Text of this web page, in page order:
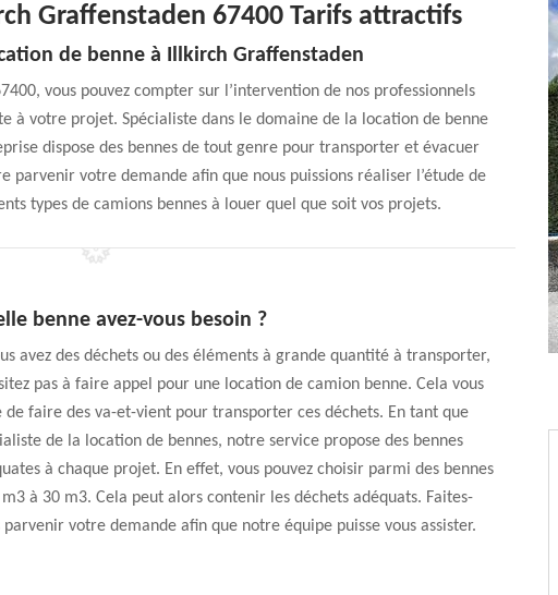
Graffenstaden 67400 Tarifs attractifs
de benne à Illkirch Graffenstaden
vous pouvez compter sur l’intervention de nos professionnels
à votre projet. Spécialiste dans le domaine de la location de benne
dispose des bennes de tout genre pour transporter et évacuer
parvenir votre demande afin que nous puissions réaliser l’étude de
types de camions bennes à louer quel que soit vos projets.
benne avez-vous besoin ?
avez des déchets ou des éléments à grande quantité à transporter,
pas à faire appel pour une location de camion benne. Cela vous
de faire des va-et-vient pour transporter ces déchets. En tant que
de la location de bennes, notre service propose des bennes
à chaque projet. En effet, vous pouvez choisir parmi des bennes
à 30 m3. Cela peut alors contenir les déchets adéquats. Faites-
parvenir votre demande afin que notre équipe puisse vous assister.